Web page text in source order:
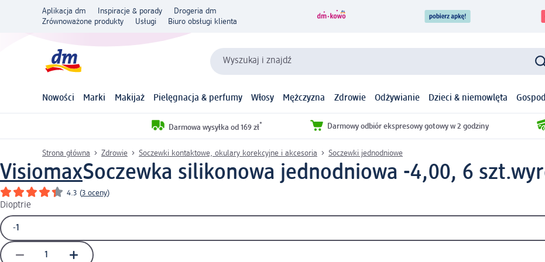
Aplikacja dm Inspiracje & porady
Drogeria dm
Zrównoważone produkty
Usługi Biuro obsługi klienta
Wyszukaj i znajdź
Nowości Marki Makijaż Pielęgnacja & perfumy Włosy Mężczyzna Zdrowie Odżywianie Dzieci & niemowlęta
Darmowa wysyłka od 169 zł* Darmowy odbiór ekspresowy gotowy w 2 godziny
Strona główna Zdrowie Soczewki kontaktowe, okulary korekcyjne i akcesoria Soczewki jednodniowe
VisiomaxSoczewka silikonowa jednodniowa -4,00, 6 szt.
4.3 (3 oceny)
Dioptrie